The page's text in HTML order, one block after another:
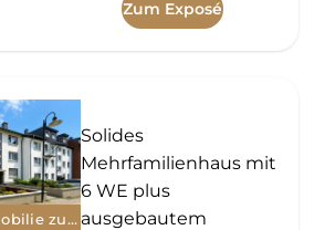
Zum Exposé
Anlageimmobilie zum Kauf
Solides
Mehrfamilienhaus mit
6 WE plus
ausgebautem